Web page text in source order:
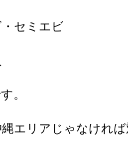
セミエビ
。
エリアじゃなけれ